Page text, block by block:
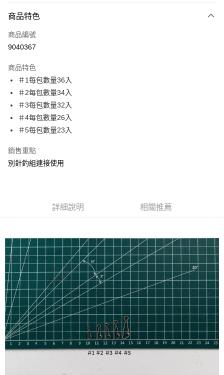
信用卡一次付款
信用卡分期付款
合作金庫商業銀行
華南商業銀行
上海商業儲蓄銀行
國泰世華商業銀行
臺灣中小企業銀行
匯豐（台灣）商業銀行
聯邦商業銀行
元大商業銀行
台新國際商業銀行
超商取貨付款
Apple Pay
街口支付
悠遊付
大哥付你分期
相關說明
法說明評估內容。
【繳款方式說明】
1.分期款項不併入電信帳單，「大哥付你分期」於每月結算日後寄送繳費提
醒簡訊。
2.透過簡訊連結打開帳單後，可選擇「超商條碼／台灣大直營門市／銀行轉
帳／街口支付／iPASS MONEY」等通路繳費。
【注意事項】
1.本服務係由「台灣大哥大股份有限公司」（以下簡稱本公司）所提供，讓
用戶於交易時，得透過本服務購買商品或服務，並由商店將買賣／分期付款
買賣價金債權讓與本公司後，依約使用本公司帳單繳交帳款。
2.基於同意付款使用「大哥付你分期」之契約關係目的，商店將以您的個人
資料（包含姓名、電話或地址）提供予台灣大哥大進項蒐集、處理及利用，
由本公司與您本人進行分期帳單所需資料之確認、核對及更正。
3.完整用戶服務條款，請詳閱以下連結：
【關於「AFTEE先享後付」】
AFTEE先享後付是「在收到商品之後才付款」的支付方式。 讓您購物簡單
２．便利：只要手機號碼，簡訊認證，即可結帳。
３．安心：先確認商品／服務後，再付款。
【「AFTEE先享後付」結帳流程】
１．於結帳方式選擇「AFTEE先享後付」後，將跳轉至「AFTEE先享後付」
結帳頁面，進行簡訊認證並確認金額後，即可完成結帳。
２．訂單成立數日內，您將收到繳費通知簡訊。
３．收到繳費通知簡訊後14天內，點擊此簡訊中的連結，可透過四大超商／
ATM／網路銀行／等多元方式進行付款，方視為交易完成。
※ 請注意：結帳手續完成當下不需立刻繳費，但若您需要取消訂單，請聯絡
購買商品的店家。未經商家同意取消之訂單仍視為有效，需透過AFTEE先享
後付繳納相關費用。
※ 交易是否成功請以「AFTEE先享後付 」之結帳頁面顯示為準，若有關於
是否繳費成功／繳費後需取消欲退款等相關疑問，請聯繫「AFTEE先享後付
https://netprotections.freshdesk.com/support/home
運送方式
全家取貨付款
每筆NT$60，滿NT$1,200(含以上)免運費
付款後全家取貨
每筆NT$60，滿NT$1,200(含以上)免運費
7-11取貨付款
每筆NT$60，滿NT$1,200(含以上)免運費
商品特色
商品編號
9040367
商品特色
＃1每包數量36入
＃2每包數量34入
＃3每包數量32入
＃4每包數量26入
＃5每包數量23入
銷售重點
別針釣組連接使用
詳細說明 相關推薦